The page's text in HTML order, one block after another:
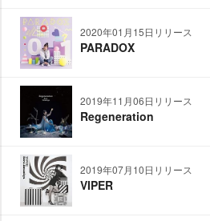
2020年01月15日リリース
PARADOX
2019年11月06日リリース
Regeneration
2019年07月10日リリース
VIPER